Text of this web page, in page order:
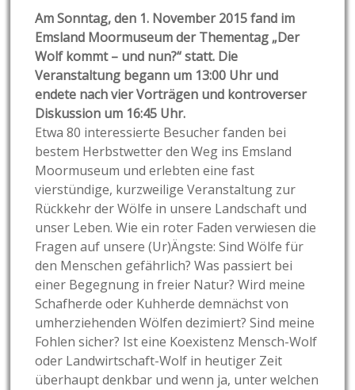
Am Sonntag, den 1. November 2015 fand im
Emsland Moormuseum der Thementag „Der
Wolf kommt – und nun?“ statt. Die
Veranstaltung begann um 13:00 Uhr und
endete nach vier Vorträgen und kontroverser
Diskussion um 16:45 Uhr.
Etwa 80 interessierte Besucher fanden bei
bestem Herbstwetter den Weg ins Emsland
Moormuseum und erlebten eine fast
vierstündige, kurzweilige Veranstaltung zur
Rückkehr der Wölfe in unsere Landschaft und
unser Leben. Wie ein roter Faden verwiesen die
Fragen auf unsere (Ur)Ängste: Sind Wölfe für
den Menschen gefährlich? Was passiert bei
einer Begegnung in freier Natur? Wird meine
Schafherde oder Kuhherde demnächst von
umherziehenden Wölfen dezimiert? Sind meine
Fohlen sicher? Ist eine Koexistenz Mensch-Wolf
oder Landwirtschaft-Wolf in heutiger Zeit
überhaupt denkbar und wenn ja, unter welchen